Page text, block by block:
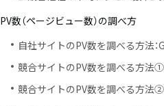
PV数（ページビュー数）の調べ方
自社サイトのPV数を調べる方法
競合サイトのPV数を調べる方法
競合サイトのPV数を調べる方法②